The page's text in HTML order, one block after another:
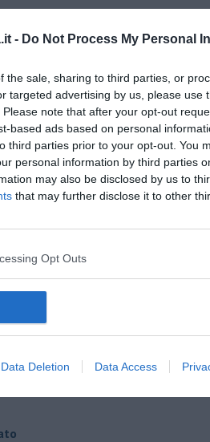
- Do Not Process My Personal
the sale, sharing to third parties, or
targeted advertising by us, please use
note that after your opt-out
based ads based on personal
third parties prior to your opt-out. You
personal information by third parties
may also be disclosed by us to
that may further disclose it to other
Opt Outs
Data Deletion Data Access
2023
Erdoğan